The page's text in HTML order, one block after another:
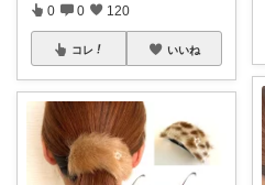
0 0 120
コレ いいね